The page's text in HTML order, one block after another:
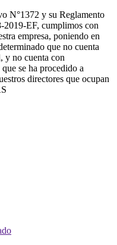
N°1372 y su Reglamento
2019-EF, cumplimos con
empresa, poniendo en
que no cuenta
y no cuenta con
se ha procedido a
directores que ocupan